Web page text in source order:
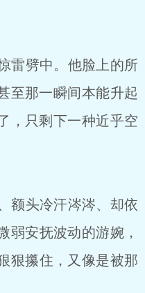
雷劈中。他脸上的所
那一瞬间本能升起
只剩下一种近乎空
额头冷汗涔涔、却依
弱安抚波动的游婉，
狠攥住，又像是被那